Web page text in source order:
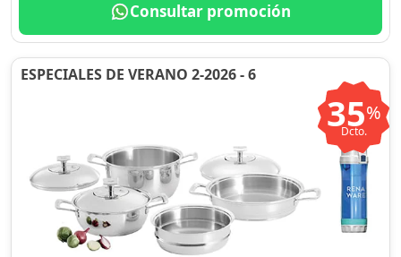
Consultar promoción
ESPECIALES DE VERANO 2-2026 - 6
35%
Dcto.